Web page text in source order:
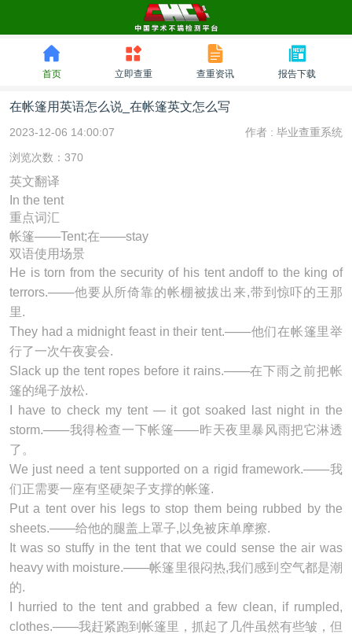
首页 立即查重 查重资讯 报告下载
在帐篷用英语怎么说_在帐篷英文怎么写
2023-12-06 14:00:07 作者 : 毕业查重系统
浏览次数：370
英文翻译
In the tent
重点词汇
帐篷───Tent;在───stay
双语使用场景
He is torn from the security of his tentandoff to the king of
terrors.───他要从所倚靠的帐棚被拔出来,带到惊吓的王那
里.
They had a midnight feast in their tent.───他们在帐篷里举
行了一次午夜宴会.
Slack up the tentropes before it rains.───在下雨之前把帐
篷的绳子放松.
I have to check my tent— it got soaked last night in the
storm.───我得检查一下帐篷——昨天夜里暴风雨把它淋透
了。
We just need a tentsupported on a rigid framework.───我
们正需要一座有坚硬架子支撑的帐篷.
Put a tentover his legs to stop them being rubbed by the
sheets.───给他的腿盖上罩子,以免被床单摩擦.
It was so stuffy in thetent that we could sense the air was
heavy with moisture.───帐篷里很闷热,我们感到空气都是潮
的.
I hurried to the tentand grabbed a few clean, if rumpled,
clothes.───我赶紧跑到帐篷里，抓起了几件虽然有些皱，但